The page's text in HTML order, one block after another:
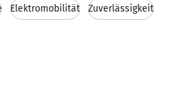
Elektromobilität Zuverlässigkeit